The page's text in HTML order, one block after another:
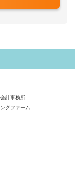
計事務所
グファーム